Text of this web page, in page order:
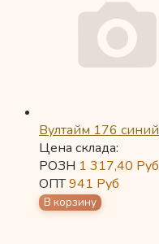
Вултайм 176 синий
Цена склада:
РОЗН 1 317,40 Руб
ОПТ941 Руб